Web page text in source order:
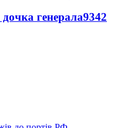
генерала9342